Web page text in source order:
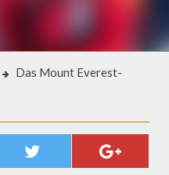
Das Mount Everest-
PROBLEM